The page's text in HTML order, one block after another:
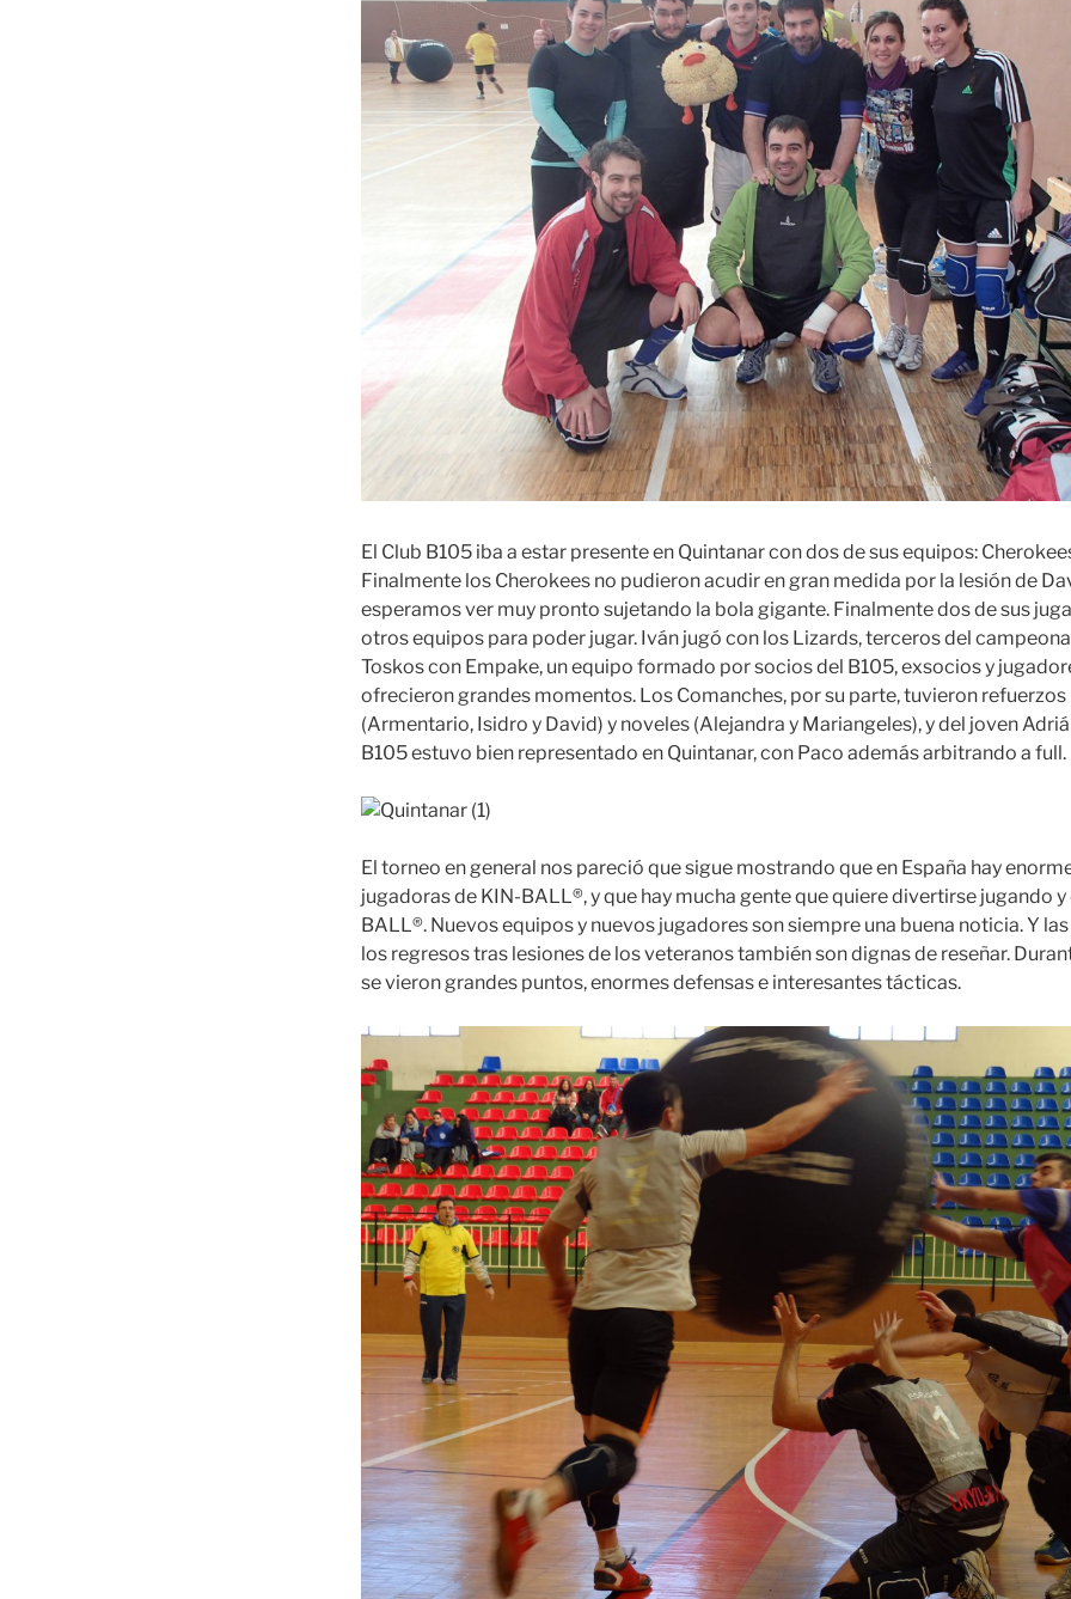
El Club B105 iba a estar presente en Quintanar con dos de sus equipos:
Finalmente los Cherokees no pudieron acudir en gran medida por la lesión de
esperamos ver muy pronto sujetando la bola gigante. Finalmente dos de sus
otros equipos para poder jugar. Iván jugó con los Lizards, terceros del
Toskos con Empake, un equipo formado por socios del B105, exsocios y
ofrecieron grandes momentos. Los Comanches, por su parte, tuvieron
(Armentario, Isidro y David) y noveles (Alejandra y Mariangeles), y del joven
B105 estuvo bien representado en Quintanar, con Paco además arbitrando a full.
El torneo en general nos pareció que sigue mostrando que en España hay
jugadoras de KIN-BALL®, y que hay mucha gente que quiere divertirse jugando
BALL®. Nuevos equipos y nuevos jugadores son siempre una buena noticia. Y
los regresos tras lesiones de los veteranos también son dignas de reseñar.
se vieron grandes puntos, enormes defensas e interesantes tácticas.